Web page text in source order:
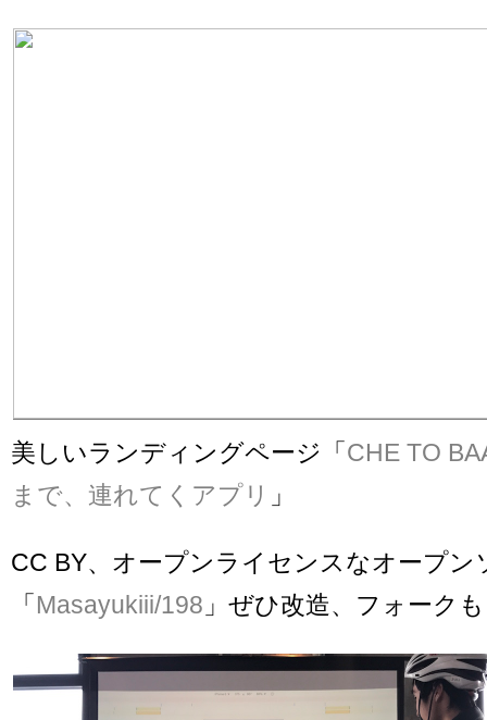
美しいランディングページ「CHE TO
まで、連れてくアプリ 」
CC BY、オープンライセンスなオープン
「Masayukiii/198 」ぜひ改造、フォーク